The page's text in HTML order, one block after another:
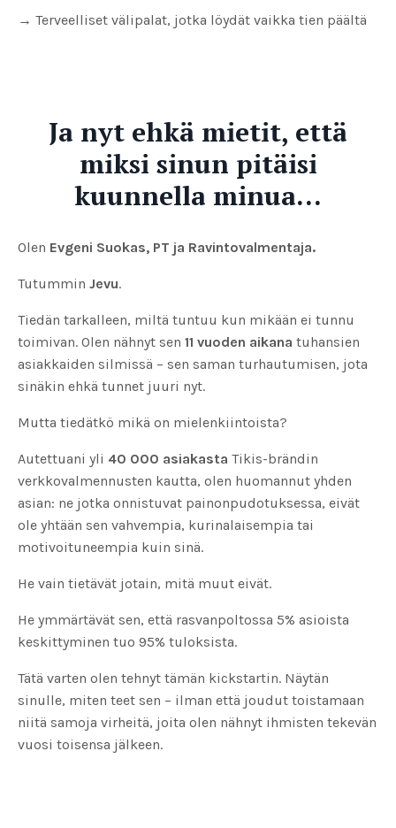
→ Terveelliset välipalat, jotka löydät vaikka tien päältä
Ja nyt ehkä mietit, että
miksi sinun pitäisi
kuunnella minua...
Olen Evgeni Suokas, PT ja Ravintovalmentaja.
Tutummin Jevu.
Tiedän tarkalleen, miltä tuntuu kun mikään ei tunnu
toimivan. Olen nähnyt sen 11 vuoden aikana tuhansien
asiakkaiden silmissä – sen saman turhautumisen, jota
sinäkin ehkä tunnet juuri nyt.
Mutta tiedätkö mikä on mielenkiintoista?
Autettuani yli 40 000 asiakasta Tikis-brändin
verkkovalmennusten kautta, olen huomannut yhden
asian: ne jotka onnistuvat painonpudotuksessa, eivät
ole yhtään sen vahvempia, kurinalaisempia tai
motivoituneempia kuin sinä.
He vain tietävät jotain, mitä muut eivät.
He ymmärtävät sen, että rasvanpoltossa 5% asioista
keskittyminen tuo 95% tuloksista.
Tätä varten olen tehnyt tämän kickstartin. Näytän
sinulle, miten teet sen – ilman että joudut toistamaan
niitä samoja virheitä, joita olen nähnyt ihmisten tekevän
vuosi toisensa jälkeen.